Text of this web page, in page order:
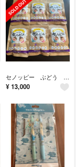
セノッピー ぶどう 6袋
¥ 13,000